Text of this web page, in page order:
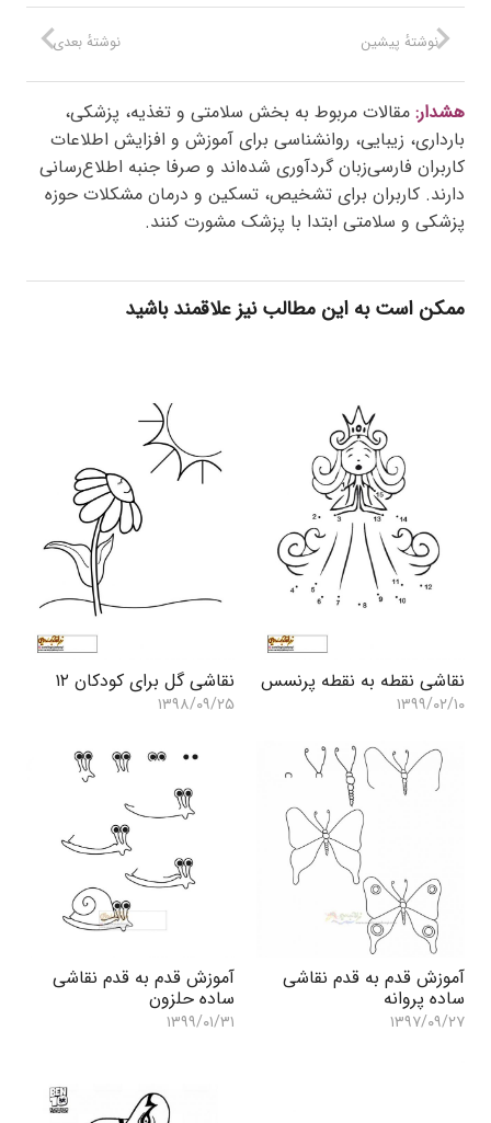
نوشتهٔ بعدی نوشتهٔ پیشین
هشدار: مقالات مربوط به بخش سلامتی و تغذیه، پزشکی،
بارداری، زیبایی، روانشناسی برای آموزش و افزایش اطلاعات
کاربران فارسی‌زبان گردآوری شده‌اند و صرفا جنبه اطلاع‌رسانی
دارند. کاربران برای تشخیص، تسکین و درمان مشکلات حوزه
پزشکی و سلامتی ابتدا با پزشک مشورت کنند.
ممکن است به این مطالب نیز علاقمند باشید
نقاشی نقطه به نقطه پرنسس
۱۳۹۹/۰۲/۱۰
نقاشی گل برای کودکان ۱۲
۱۳۹۸/۰۹/۲۵
آموزش قدم به قدم نقاشی
ساده پروانه
۱۳۹۷/۰۹/۲۷
آموزش قدم به قدم نقاشی
ساده حلزون
۱۳۹۹/۰۱/۳۱